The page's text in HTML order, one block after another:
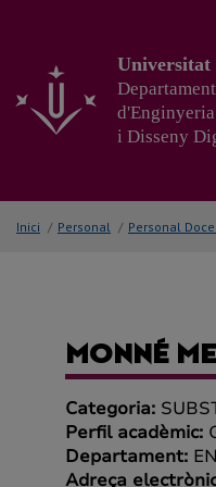
principal
Universitat
Departament
i Disseny
Inici / Personal / Personal